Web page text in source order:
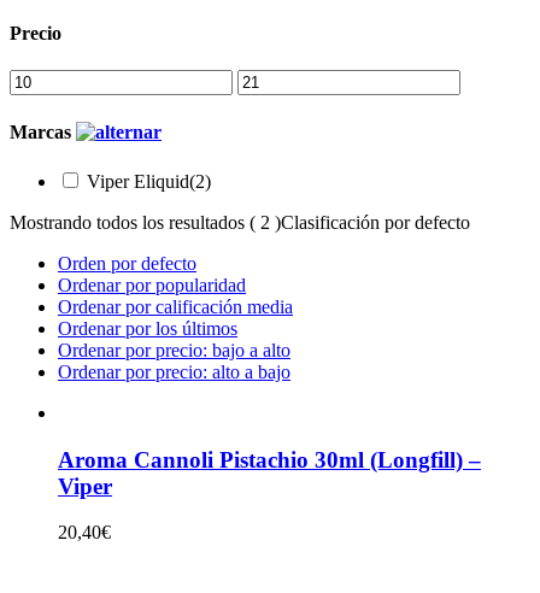
Precio
Marcas
Viper Eliquid(2)
Mostrando todos los resultados ( 2 )Clasificación por defecto
Orden por defecto
Ordenar por popularidad
Ordenar por calificación media
Ordenar por los últimos
Ordenar por precio: bajo a alto
Ordenar por precio: alto a bajo
Aroma Cannoli Pistachio 30ml (Longfill) –
Viper
20,40€